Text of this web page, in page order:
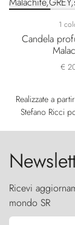
1
Candela
€
Realizzate a
Stefano Ricci
Ricevi
mondo SR